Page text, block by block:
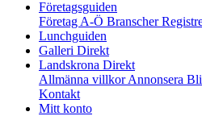
Företagsguiden
Företag A-Ö Branscher
Lunchguiden
Galleri Direkt
Landskrona Direkt
Allmänna villkorAnnonsera Bli
Kontakt
Mitt konto